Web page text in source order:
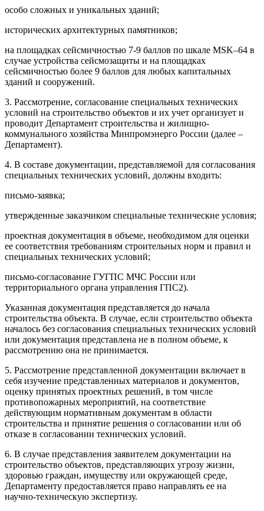
особо сложных и уникальных зданий;
исторических архитектурных памятников;
на площадках сейсмичностью 7-9 баллов по шкале MSK–64 в
случае устройства сейсмозащиты и на площадках
сейсмичностью более 9 баллов для любых капитальных
зданий и сооружений.
3. Рассмотрение, согласование специальных технических
условий на строительство объектов и их учет организует и
проводит Департамент строительства и жилищно-
коммунального хозяйства Минпромэнерго России (далее –
Департамент).
4. В составе документации, представляемой для согласования
специальных технических условий, должны входить:
письмо-заявка;
утвержденные заказчиком специальные технические условия;
проектная документация в объеме, необходимом для оценки
ее соответствия требованиям строительных норм и правил и
специальных технических условий;
письмо-согласование ГУГПС МЧС России или
территориального органа управления ГПС2).
Указанная документация представляется до начала
строительства объекта. В случае, если строительство объекта
началось без согласования специальных технических условий
или документация представлена не в полном объеме, к
рассмотрению она не принимается.
5. Рассмотрение представленной документации включает в
себя изучение представленных материалов и документов,
оценку принятых проектных решений, в том числе
противопожарных мероприятий, на соответствие
действующим нормативным документам в области
строительства и принятие решения о согласовании или об
отказе в согласовании технических условий.
6. В случае представления заявителем документации на
строительство объектов, представляющих угрозу жизни,
здоровью граждан, имуществу или окружающей среде,
Департаменту предоставляется право направлять ее на
научно-техническую экспертизу.